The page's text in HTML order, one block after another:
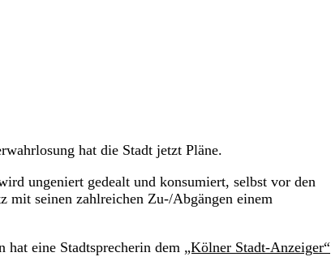
hat die Stadt jetzt Pläne.
ungeniert gedealt und konsumiert, selbst vor den
mit seinen zahlreichen Zu-/Abgängen einem
hat eine Stadtsprecherin dem „Kölner Stadt-Anzeiger“